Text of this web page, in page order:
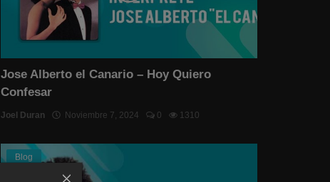
Jose Alberto el Canario – Hoy Quiero
Confesar
Joel Duran Noviembre 7, 2024 0 1310
Blog